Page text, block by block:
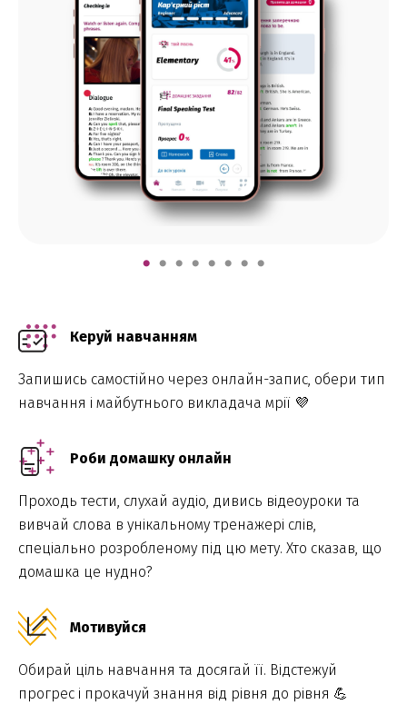
Керуй навчанням
Запишись самостійно через онлайн-запис, обери тип
навчання і майбутнього викладача мрії 💜
Роби домашку онлайн
Проходь тести, слухай аудіо, дивись відеоуроки та
вивчай слова в унікальному тренажері слів,
спеціально розробленому під цю мету. Хто сказав, що
домашка це нудно?
Мотивуйся
Обирай ціль навчання та досягай її. Відстежуй
прогрес і прокачуй знання від рівня до рівня 💪